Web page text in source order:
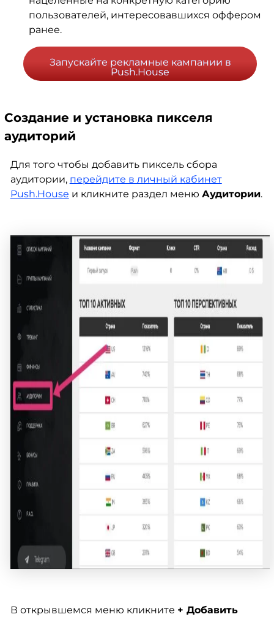
пользователей, интересовавшихся оффером
ранее.
Запускайте рекламные кампании в
Push.House
Создание и установка пикселя
аудиторий
Для того чтобы добавить пиксель сбора
аудитории, перейдите в личный кабинет
Push.House и кликните раздел меню Аудитории.
В открывшемся меню кликните + Добавить